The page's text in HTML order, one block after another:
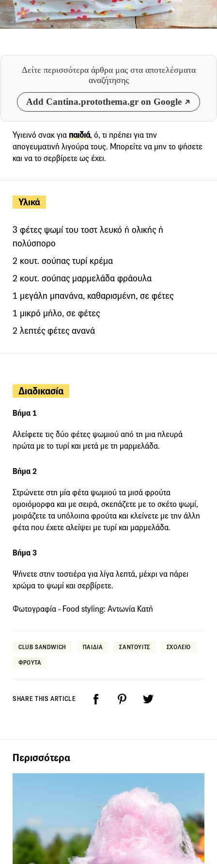
Δείτε περισσότερα άρθρα μας στα αποτελέσματα
αναζήτησης
Add Cantina.protothema.gr on Google
Υλικά
3 φέτες ψωμί του τοστ λευκό ή ολικής ή
πολύσπορο
2 κουτ. σούπας τυρί κρέμα
2 κουτ. σούπας μαρμελάδα φράουλα
1 μεγάλη μπανάνα, καθαρισμένη, σε φέτες
1 μικρό μήλο, σε φέτες
2 λεπτές φέτες ανανά
Υγιεινό σνακ για παιδιά, ό, τι πρέπει για την
απογευματινή λιγούρα τους. Μπορείτε να μην το ψήσετε
και να το σερβίρετε ως έχει.
Διαδικασία
Βήμα 1
Αλείφετε τις δύο φέτες ψωμιού από τη μια πλευρά
πρώτα με το τυρί και μετά με τη μαρμελάδα.
Βήμα 2
Στρώνετε στη μία φέτα ψωμιού τα μισά φρούτα
ομοιόμορφα και με σειρά, σκεπάζετε με το σκέτο ψωμί,
μοιράζετε τα υπόλοιπα φρούτα και κλείνετε με την άλλη
φέτα που έχετε αλείψει με τυρί και μαρμελάδα.
Βήμα 3
Ψήνετε στην τοστιέρα για λίγα λεπτά, μέχρι να πάρει
χρώμα το ψωμί και σερβίρετε.
Φωτογραφία - Food styling: Αντωνία Κατή
CLUB SANDWICH ΠΑΙΔΙΑ ΣΑΝΤΟΥΙΤΣ ΣΧΟΛΕΙΟ
ΦΡΟΥΤΑ
SHARE THIS ARTICLE
Περισσότερα